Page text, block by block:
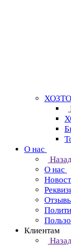
О нас
О нас
Клиентам